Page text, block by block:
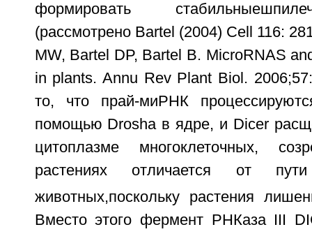
формировать стабильные
(рассмотрено Bartel (2004) Cell 116:
MW, Bartel DP, Bartel B. MicroRNAS
in plants. Annu Rev Plant Biol.
то, что прай-миРНК
помощью Drosha в ядре, и Dicer
цитоплазме многоклеточных,
растениях отличается от
животных,поскольку растения
Вместо этого фермент РНКаза III